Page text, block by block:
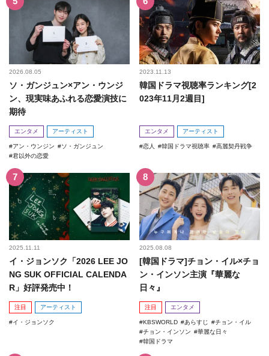
2026.08.05
ソ・ガンジュン×アン・ウンジ
ン、現実味あふれる恋愛演技に
期待
エンタメ アーティスト
アン・ウンジン
ソ・ガンジュン
君以外の恋愛
2023.11.13
韓国ドラマ視聴率ランキング[2
023年11月2週目]
エンタメ アーティスト
恋人 韓国ドラマ視聴率 高麗契丹戦争
2025.11.11
イ・ジョンソク「2026 LEE JO
NG SUK OFFICIAL CALENDA
R」好評発売中！
注目 アーティスト
イ・ジョンソク
2025.08.08
[韓国ドラマ]チョン・イル×チョ
ン・インソン主演『華麗な
日々』
注目 エンタメ
KBSWORLD あらすじ
チョン・イル
チョン・インソン
華麗な日々
韓国ドラマ